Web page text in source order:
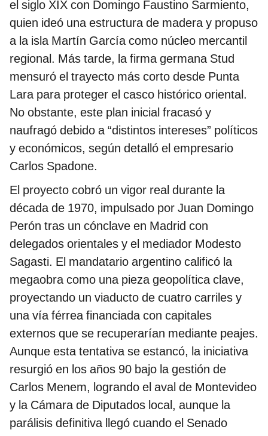
el siglo XIX con Domingo Faustino Sarmiento,
quien ideó una estructura de madera y propuso
a la isla Martín García como núcleo mercantil
regional. Más tarde, la firma germana Stud
mensuró el trayecto más corto desde Punta
Lara para proteger el casco histórico oriental.
No obstante, este plan inicial fracasó y
naufragó debido a “distintos intereses” políticos
y económicos, según detalló el empresario
Carlos Spadone.
El proyecto cobró un vigor real durante la
década de 1970, impulsado por Juan Domingo
Perón tras un cónclave en Madrid con
delegados orientales y el mediador Modesto
Sagasti. El mandatario argentino calificó la
megaobra como una pieza geopolítica clave,
proyectando un viaducto de cuatro carriles y
una vía férrea financiada con capitales
externos que se recuperarían mediante peajes.
Aunque esta tentativa se estancó, la iniciativa
resurgió en los años 90 bajo la gestión de
Carlos Menem, logrando el aval de Montevideo
y la Cámara de Diputados local, aunque la
parálisis definitiva llegó cuando el Senado